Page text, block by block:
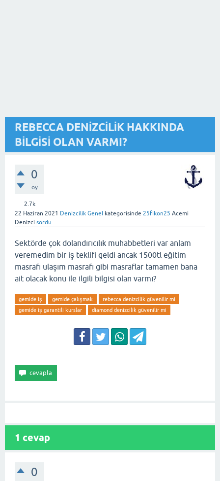
REBECCA DENİZCİLİK HAKKINDA
BİLGİSİ OLAN VARMI?
0
oy
2.7k
22 Haziran 2021 Denizcilik Genel kategorisinde 25fikon25 Acemi
Denizci sordu
Sektörde çok dolandırıcılık muhabbetleri var anlam
veremedim bir iş teklifi geldi ancak 1500tl eğitim
masrafı ulaşım masrafı gibi masraflar tamamen bana
ait olacak konu ile ilgili bilgisi olan varmı?
gemide iş gemide çalışmak
rebecca denizcilik güvenilir mi
gemide iş garantili kurslar
diamond denizcilik güvenilir mi
1 cevap
0